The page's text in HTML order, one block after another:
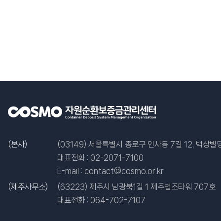
(본사)
(03149) 서울특별시 종로구 인사동 7길 12, 백상빌
대표전화 : 02-2071-7100
E-mail : contact@cosmo.or.kr
(제주사무소)
(63223) 제주시 남광북1길 1 제주법조타워 707호
대표전화 : 064-702-7107